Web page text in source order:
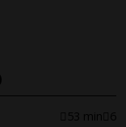
53 min 6